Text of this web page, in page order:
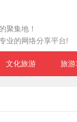
聚集地！
业的网络分享平台!
文化旅游 旅游